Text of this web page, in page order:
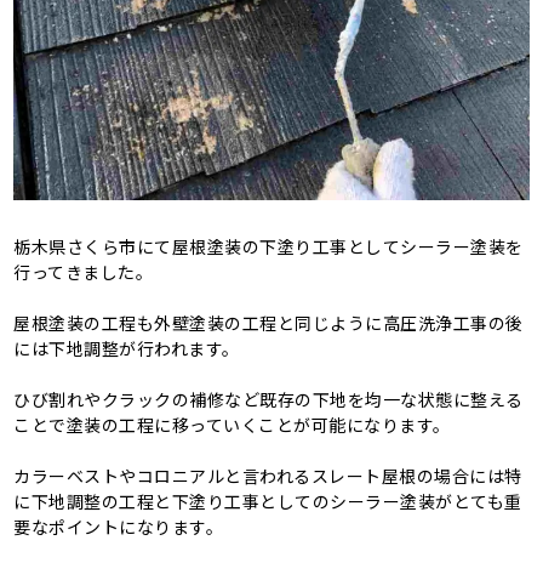
栃木県さくら市にて屋根塗装の下塗り工事としてシーラー塗装を
行ってきました。
屋根塗装の工程も外壁塗装の工程と同じように高圧洗浄工事の後
には下地調整が行われます。
ひび割れやクラックの補修など既存の下地を均一な状態に整える
ことで塗装の工程に移っていくことが可能になります。
カラーベストやコロニアルと言われるスレート屋根の場合には特
に下地調整の工程と下塗り工事としてのシーラー塗装がとても重
要なポイントになります。